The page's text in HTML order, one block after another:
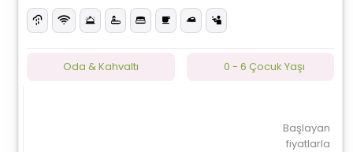
Oda & Kahvaltı 0 - 6 Çocuk Yaşı
Başlayan
fiyatlarla